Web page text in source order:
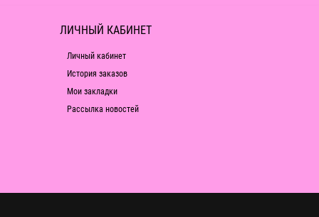
ЛИЧНЫЙ КАБИНЕТ
Личный кабинет
История заказов
Мои закладки
Рассылка новостей